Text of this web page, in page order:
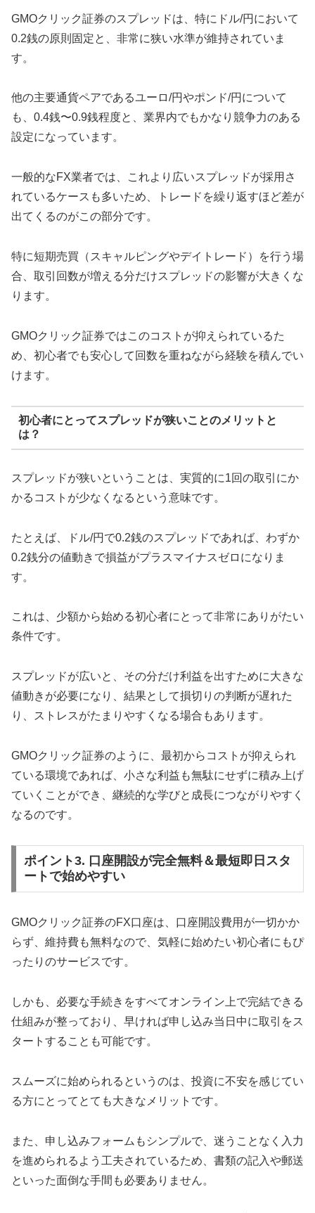
GMOクリック証券のスプレッドは、特にドル/円において
0.2銭の原則固定と、非常に狭い水準が維持されていま
す。
他の主要通貨ペアであるユーロ/円やポンド/円について
も、0.4銭〜0.9銭程度と、業界内でもかなり競争力のある
設定になっています。
一般的なFX業者では、これより広いスプレッドが採用さ
れているケースも多いため、トレードを繰り返すほど差が
出てくるのがこの部分です。
特に短期売買（スキャルピングやデイトレード）を行う場
合、取引回数が増える分だけスプレッドの影響が大きくな
ります。
GMOクリック証券ではこのコストが抑えられているた
め、初心者でも安心して回数を重ねながら経験を積んでい
けます。
初心者にとってスプレッドが狭いことのメリットと
は？
スプレッドが狭いということは、実質的に1回の取引にか
かるコストが少なくなるという意味です。
たとえば、ドル/円で0.2銭のスプレッドであれば、わずか
0.2銭分の値動きで損益がプラスマイナスゼロになりま
す。
これは、少額から始める初心者にとって非常にありがたい
条件です。
スプレッドが広いと、その分だけ利益を出すために大きな
値動きが必要になり、結果として損切りの判断が遅れた
り、ストレスがたまりやすくなる場合もあります。
GMOクリック証券のように、最初からコストが抑えられ
ている環境であれば、小さな利益も無駄にせずに積み上げ
ていくことができ、継続的な学びと成長につながりやすく
なるのです。
ポイント3. 口座開設が完全無料＆最短即日スタ
ートで始めやすい
GMOクリック証券のFX口座は、口座開設費用が一切かか
らず、維持費も無料なので、気軽に始めたい初心者にもぴ
ったりのサービスです。
しかも、必要な手続きをすべてオンライン上で完結できる
仕組みが整っており、早ければ申し込み当日中に取引をス
タートすることも可能です。
スムーズに始められるというのは、投資に不安を感じてい
る方にとってとても大きなメリットです。
また、申し込みフォームもシンプルで、迷うことなく入力
を進められるよう工夫されているため、書類の記入や郵送
といった面倒な手間も必要ありません。